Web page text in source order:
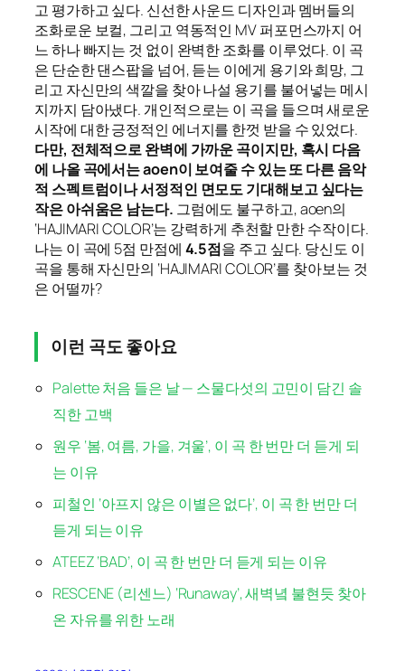
고 평가하고 싶다. 신선한 사운드 디자인과 멤버들의
조화로운 보컬, 그리고 역동적인 MV 퍼포먼스까지 어
느 하나 빠지는 것 없이 완벽한 조화를 이루었다. 이 곡
은 단순한 댄스팝을 넘어, 듣는 이에게 용기와 희망, 그
리고 자신만의 색깔을 찾아 나설 용기를 불어넣는 메시
지까지 담아냈다. 개인적으로는 이 곡을 들으며 새로운
시작에 대한 긍정적인 에너지를 한껏 받을 수 있었다.
다만, 전체적으로 완벽에 가까운 곡이지만, 혹시 다음
에 나올 곡에서는 aoen이 보여줄 수 있는 또 다른 음악
적 스펙트럼이나 서정적인 면모도 기대해보고 싶다는
작은 아쉬움은 남는다. 그럼에도 불구하고, aoen의
‘HAJIMARI COLOR’는 강력하게 추천할 만한 수작이다.
나는 이 곡에 5점 만점에 4.5점을 주고 싶다. 당신도 이
곡을 통해 자신만의 ‘HAJIMARI COLOR’를 찾아보는 것
은 어떨까?
이런 곡도 좋아요
Palette 처음 들은 날 — 스물다섯의 고민이 담긴 솔
직한 고백
원우 ‘봄, 여름, 가을, 겨울’, 이 곡 한 번만 더 듣게 되
는 이유
피철인 ‘아프지 않은 이별은 없다’, 이 곡 한 번만 더
듣게 되는 이유
ATEEZ ‘BAD’, 이 곡 한 번만 더 듣게 되는 이유
RESCENE (리센느) ‘Runaway’, 새벽녘 불현듯 찾아
온 자유를 위한 노래